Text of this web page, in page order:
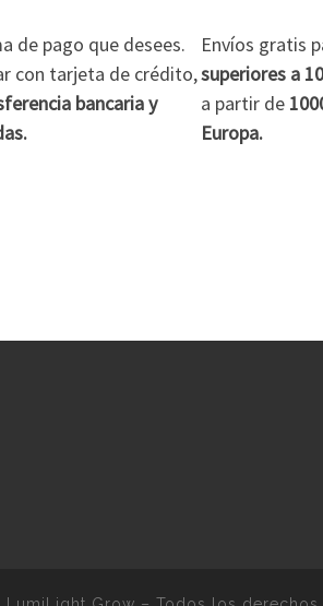
de pago que desees.
con tarjeta de crédito,
bancaria y
Envíos gratis
superiores a
a partir de
Europa.